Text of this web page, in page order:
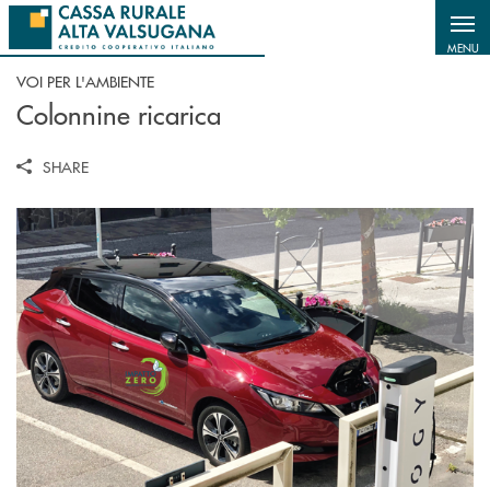
Salta al contenuto principale
MENU
VOI PER L'AMBIENTE
Colonnine ricarica
SHARE